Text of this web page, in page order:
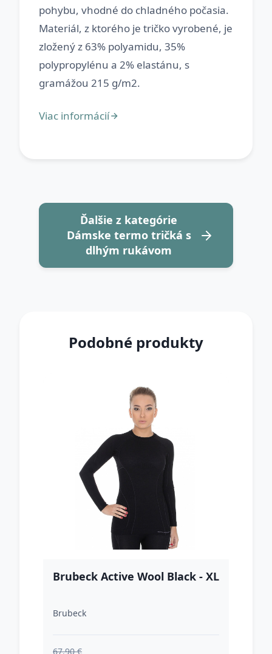
pohybu, vhodné do chladného počasia.
Materiál, z ktorého je tričko vyrobené, je
zložený z 63% polyamidu, 35%
polypropylénu a 2% elastánu, s
Ďalšie z kategórie
Dámske termo tričká s
dlhým rukávom
Podobné produkty
Brubeck Active Wool Black - XL
Brubeck
67.90 €